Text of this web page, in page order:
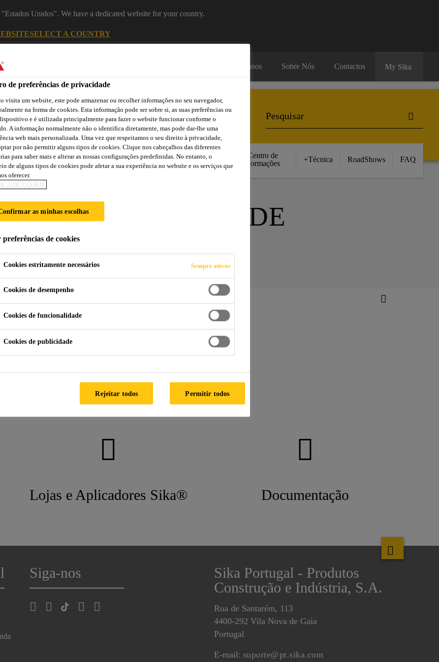
Unidos". We have a dedicated website for your country.
SELECT A COUNTRY
Recursos Humanos Sobre Nós Contactos My Sika
Cidade
Sika
Lojas /
Aplicadores Sika
Transferências
Obras de
Referência
Centro de
Formações
+Técnica RoadShows FAQ
E PRODUTOS DE
Como podemos ajudar?
Lojas e Aplicadores Sika® Documentação
Siga-nos
Sika Portugal - Produtos
Construção e Indústria, S.A.
Rua de Santarém, 113
4400-292 Vila Nova de Gaia
Portugal
E-mail: suporte@pt.sika.com
de preferências de privacidade
visita um website, este pode armazenar ou recolher informações no seu navegador,
na forma de cookies. Esta informação pode ser sobre si, as suas preferências ou
e é utilizada principalmente para fazer o website funcionar conforme o
A informação normalmente não o identifica diretamente, mas pode dar-lhe uma
web mais personalizada. Uma vez que respeitamos o seu direito à privacidade,
por não permitir alguns tipos de cookies. Clique nos cabeçalhos das diferentes
para saber mais e alterar as nossas configurações predefinidas. No entanto, o
de alguns tipos de cookies pode afetar a sua experiência no website e os serviços que
oferecer.
DE COOKIE
as minhas escolhas
de cookies
Cookies estritamente necessários Sempre ativos
Cookies de desempenho
Cookies de funcionalidade
Cookies de publicidade
Rejeitar todos Permitir todos